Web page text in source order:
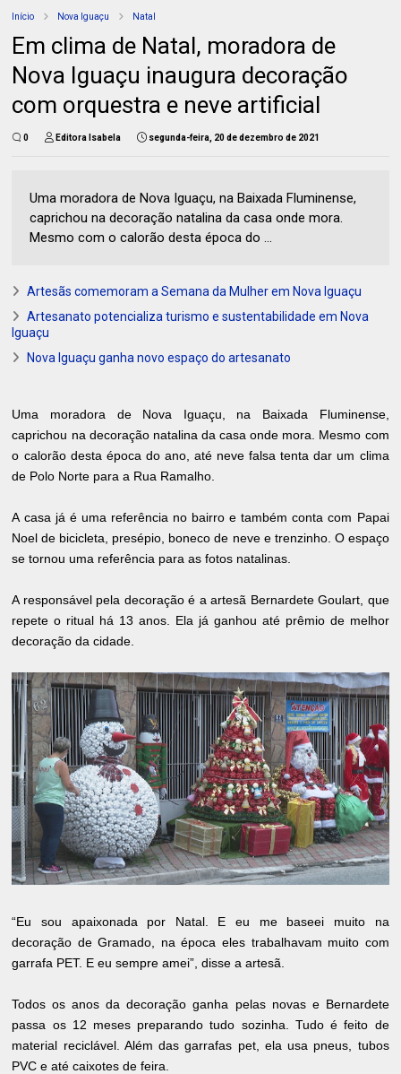
Início Nova Iguaçu Natal
Em clima de Natal, moradora de
Nova Iguaçu inaugura decoração
com orquestra e neve artificial
0 Editora Isabela segunda-feira, 20 de dezembro de 2021
Uma moradora de Nova Iguaçu, na Baixada Fluminense,
caprichou na decoração natalina da casa onde mora.
Mesmo com o calorão desta época do ...
Artesãs comemoram a Semana da Mulher em Nova Iguaçu
Artesanato potencializa turismo e sustentabilidade em Nova
Iguaçu
Nova Iguaçu ganha novo espaço do artesanato
Uma moradora deNova Iguaçu,
na Baixada Fluminense,
caprichou na decoração natalina da casa onde mora. Mesmo com
o calorão desta época do ano, até neve falsa tenta dar um clima
de Polo Norte para a Rua Ramalho.
A casa já é uma referência no bairro e também conta com Papai
Noel de bicicleta, presépio, boneco de neve e trenzinho. O espaço
se tornou uma referência para as fotos natalinas.
A responsável pela decoração é a artesã Bernardete Goulart, que
repete o ritual há 13 anos. Ela já ganhou até prêmio de melhor
decoração da cidade.
“Eu sou apaixonada por Natal. E eu me baseei muito na
decoração de Gramado, na época eles trabalhavam muito com
garrafa PET. E eu sempre amei”, disse a artesã.
Todos os anos da decoração ganha pelas novas e Bernardete
passa os 12 meses preparando tudo sozinha. Tudo é feito de
material reciclável. Além das garrafas pet, ela usa pneus, tubos
PVC e até caixotes de feira.